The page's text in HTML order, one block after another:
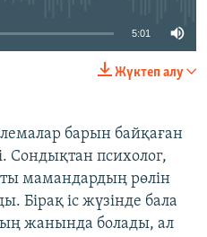
5:01
Жүктеп алу
барын байқаған
Сондықтан психолог,
мамандардың рөлін
Бірақ іс жүзінде бала
жанында болады, ал